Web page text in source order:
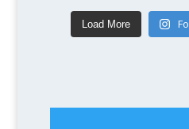
Load More